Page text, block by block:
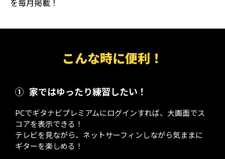
こんな時に便利！
① 家ではゆったり練習したい！
PCでギタナビプレミアムにログインすれば、大画面でス
コアを表示できる！
テレビを見ながら、ネットサーフィンしながら気ままに
ギターを楽しめる！